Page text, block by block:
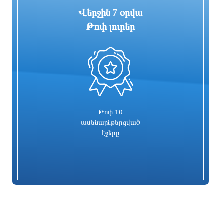
Կառավարությունը գումար է
հատկացրել ճանապարհների
հիմնանորոգման, կառուցման,
վերակառուցման, միջին նորոգման և
ԵԱՏՄ-ի և ԱՄԷ-ի միջև ազատ
առևտրի գոտու մասին պայմանագիրն
ուժի մեջ կմտնի 2026 թվականի
գազավորված զովացուցիչ
կարգավորումից հետո նավթի և
Վերջին 7 օրվա
Թոփ լուրեր
Թոփ 10
ամենաընթերցված
էջերը